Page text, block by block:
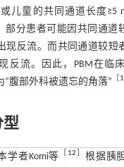
或儿童的共同通道长度≥5
部分患者可能因共同通道
现反流。而共同通道较短
反流。因此，PBM在临
“腹部外科被遗忘的角落” ［
型
学者Komi等 ［ 12］ 根据胰